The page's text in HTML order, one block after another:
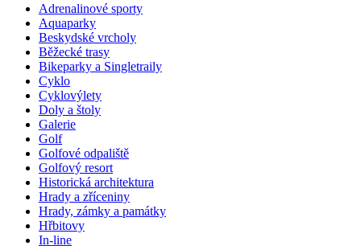
Adrenalinové sporty
Aquaparky
Beskydské vrcholy
Běžecké trasy
Bikeparky a Singletraily
Cyklo
Cyklovýlety
Doly a štoly
Galerie
Golf
Golfové odpaliště
Golfový resort
Historická architektura
Hrady a zříceniny
Hrady, zámky a památky
Hřbitovy
In-line